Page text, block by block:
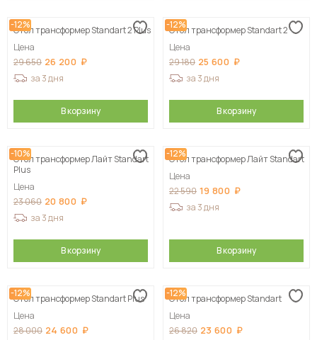
-12%
Стол трансформер Standart 2 Plus
Цена
29 650 26 200
за 3 дня
В корзину
-12%
Стол трансформер Standart 2
Цена
29 180 25 600
за 3 дня
В корзину
-10%
Стол трансформер Лайт Standart
Plus
Цена
23 060 20 800
за 3 дня
В корзину
-12%
Стол трансформер Лайт Standart
Цена
22 590 19 800
за 3 дня
В корзину
-12%
Стол трансформер Standart Plus
Цена
28 000 24 600
-12%
Стол трансформер Standart
Цена
26 820 23 600